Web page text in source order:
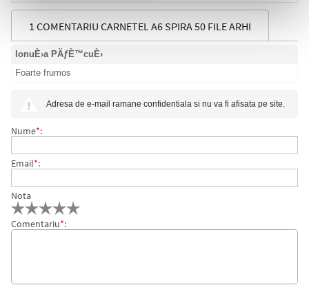
1 COMENTARIU CARNETEL A6 SPIRA 50 FILE ARHI
IonuÈ›a PÄƒÈ™cuÈ›
Foarte frumos
Adresa de e-mail ramane confidentiala si nu va fi afisata pe site.
Nume*:
Email*:
Nota
Comentariu*: